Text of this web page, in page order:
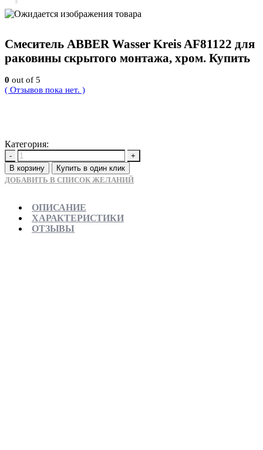
Смеситель ABBER Wasser Kreis AF81122 для
раковины скрытого монтажа, хром. Купить
0 out of 5
( Отзывов пока нет. )
Категория:
-
+
В корзину
Купить в один клик
ДОБАВИТЬ В СПИСОК ЖЕЛАНИЙ
ОПИСАНИЕ
ХАРАКТЕРИСТИКИ
ОТЗЫВЫ